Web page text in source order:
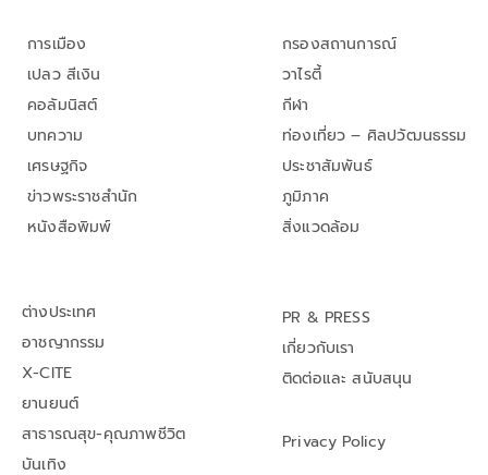
การเมือง
เปลว สีเงิน
คอลัมนิสต์
บทความ
เศรษฐกิจ
ข่าวพระราชสำนัก
หนังสือพิมพ์
กรองสถานการณ์
วาไรตี้
กีฬา
ท่องเที่ยว – ศิลปวัฒนธรรม
ประชาสัมพันธ์
ภูมิภาค
สิ่งแวดล้อม
ต่างประเทศ
อาชญากรรม
X-CITE
ยานยนต์
สาธารณสุข-คุณภาพชีวิต
บันเทิง
PR & PRESS
เกี่ยวกับเรา
ติดต่อและ สนับสนุน
Privacy Policy